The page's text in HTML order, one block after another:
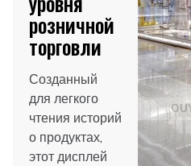
розничной
торговли
Созданный
для легкого
чтения историй
о продуктах,
этот дисплей